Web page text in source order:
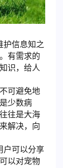
护信息知之
有需求的
识，给人
可避免地
少数病
往是大海
解决，向
户可以分享
以对宠物